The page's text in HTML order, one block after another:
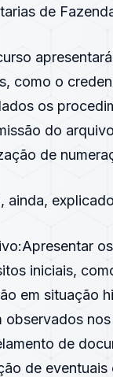
de
como o
os
do
de
ainda,
iniciais,
em situação
observados
de
de eventuais